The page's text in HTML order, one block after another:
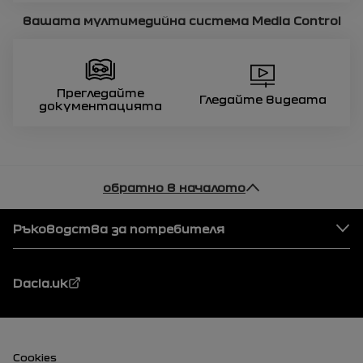
вашата мултимедийна система Media Control
Прегледайте
документацията
Гледайте видеата
обратно в началото
Футер
Ръководства за потребителя
Dacia.uk
Cookies